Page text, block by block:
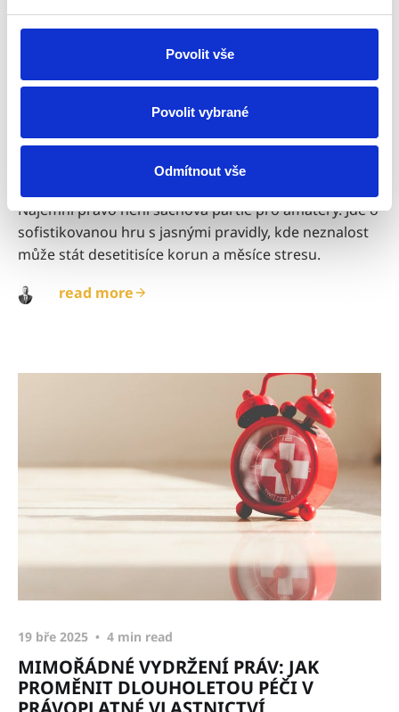
Povolit vše
Povolit vybrané
Odmítnout vše
NÁJEMNÍ VZTAHY: OCHRANA VAŠICH
PRÁV JAKO PRONAJÍMATELE I NÁJEMCE
Nájemní právo není šachová partie pro amatéry. Jde o
sofistikovanou hru s jasnými pravidly, kde neznalost
může stát desetitisíce korun a měsíce stresu.
read more
19 bře 2025 4 min read
MIMOŘÁDNÉ VYDRŽENÍ PRÁV: JAK
PROMĚNIT DLOUHOLETOU PÉČI V